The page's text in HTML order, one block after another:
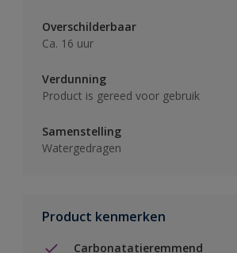
Overschilderbaar
Ca. 16 uur
Verdunning
Product is gereed voor gebruik
Samenstelling
Watergedragen
Product kenmerken
Carbonatatieremmend